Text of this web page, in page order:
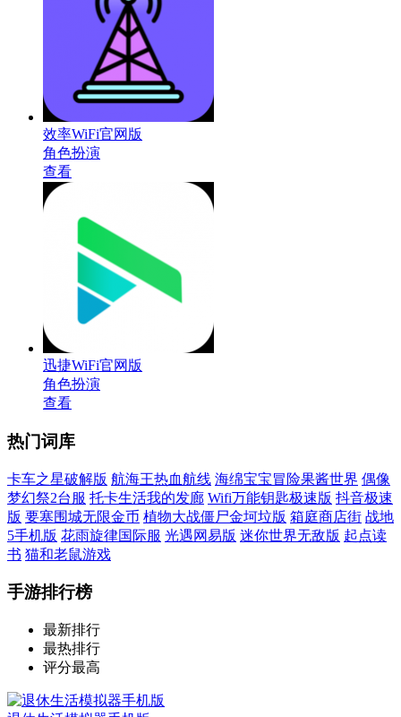
效率WiFi官网版
角色扮演
查看
迅捷WiFi官网版
角色扮演
查看
热门词库
卡车之星破解版 航海王热血航线 海绵宝宝冒险果酱世界 偶像
梦幻祭2台服 托卡生活我的发廊 Wifi万能钥匙极速版 抖音极速
版 要塞围城无限金币 植物大战僵尸金坷垃版 箱庭商店街 战地
5手机版 花雨旋律国际服 光遇网易版 迷你世界无敌版 起点读
书 猫和老鼠游戏
手游排行榜
最新排行
最热排行
评分最高